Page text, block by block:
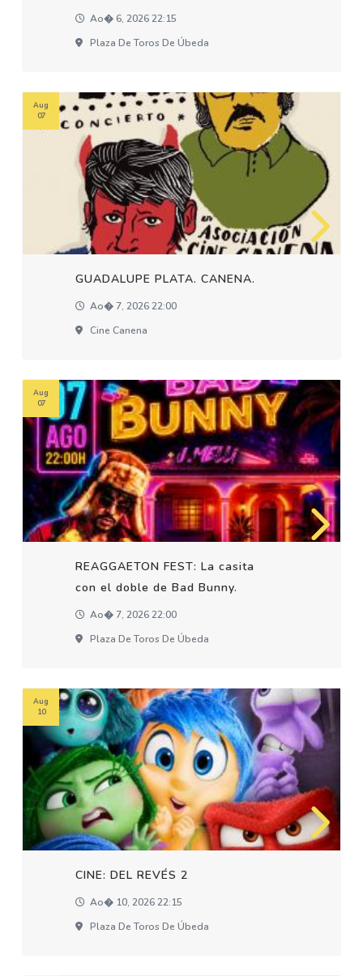
Ao� 6, 2026 22:15
Plaza De Toros De Úbeda
GUADALUPE PLATA. CANENA.
Ao� 7, 2026 22:00
Cine Canena
Aug
07
REAGGAETON FEST: La casita
con el doble de Bad Bunny.
Ao� 7, 2026 22:00
Plaza De Toros De Úbeda
Aug
07
CINE: DEL REVÉS 2
Ao� 10, 2026 22:15
Plaza De Toros De Úbeda
Aug
10